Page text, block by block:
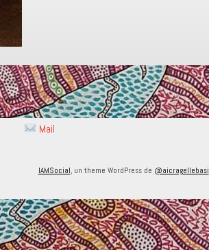
Mail
IAMSocial, un theme WordPress de @aicragellebasi